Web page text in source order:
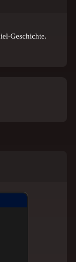
Geschichte.